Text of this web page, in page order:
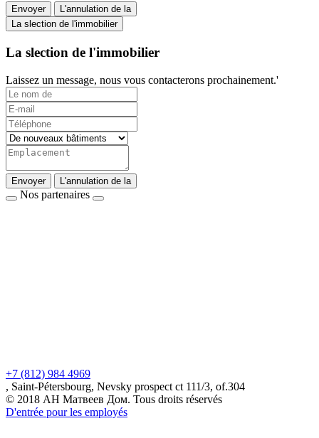
Envoyer
L'annulation de la
La slection de l'immobilier
La slection de l'immobilier
Laissez un message, nous vous contacterons prochainement.'
Envoyer L'annulation de la
Nos partenaires
+7 (812) 984 4969
, Saint-Pétersbourg, Nevsky prospect ct 111/3, of.304
© 2018 АН Матвеев Дом. Tous droits réservés
D'entrée pour les employés